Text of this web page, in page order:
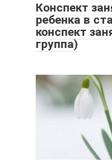
Конспект
ребенка в
конспект
группа)